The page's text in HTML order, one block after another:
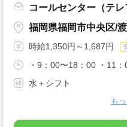
コールセンター（テレ
福岡県福岡市中央区/
時給1,350円～1,687円
・9：00〜18：00 ・11：
水＋シフト
も